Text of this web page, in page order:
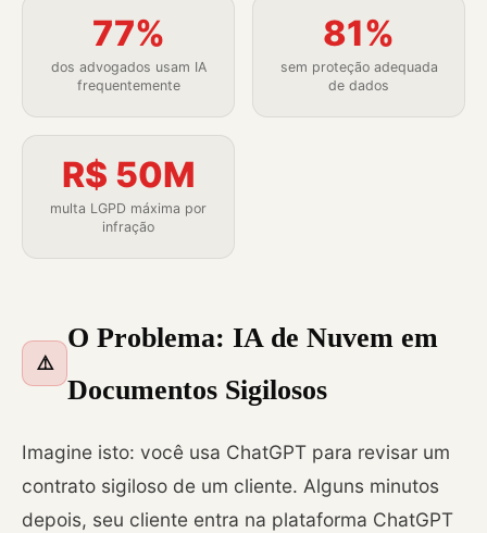
77%
dos advogados usam IA
frequentemente
81%
sem proteção adequada
de dados
R$ 50M
multa LGPD máxima por
infração
⚠️
O Problema: IA de Nuvem em
Documentos Sigilosos
Imagine isto: você usa ChatGPT para revisar um
contrato sigiloso de um cliente. Alguns minutos
depois, seu cliente entra na plataforma ChatGPT